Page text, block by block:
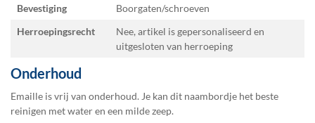
Bevestiging
Boorgaten/schroeven
Herroepingsrecht
Nee, artikel is gepersonaliseerd en
uitgesloten van herroeping
Onderhoud
Emaille is vrij van onderhoud. Je kan dit naambordje het beste
reinigen met water en een milde zeep.